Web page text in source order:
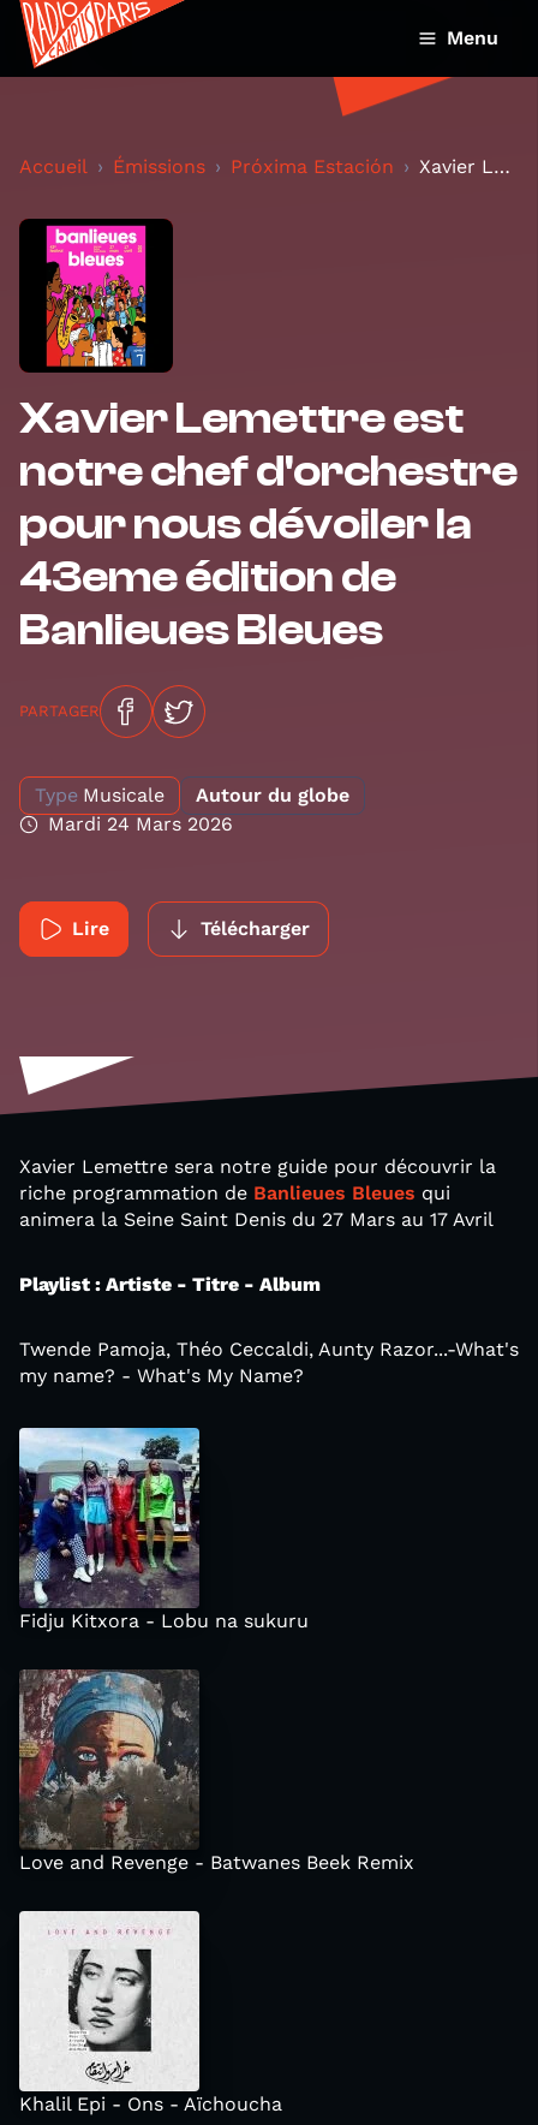
Menu
Accueil Émissions Próxima Estación Xavier Lemettre est notre chef d'orchestre pour no...
Xavier Lemettre est
notre chef d'orchestre
pour nous dévoiler la
43eme édition de
Banlieues Bleues
PARTAGER
Type Musicale
Autour du globe
Mardi 24 Mars 2026
Lire Télécharger
Xavier Lemettre sera notre guide pour découvrir la
riche programmation de Banlieues Bleues qui
animera la Seine Saint Denis du 27 Mars au 17 Avril
Playlist : Artiste - Titre - Album
Twende Pamoja, Théo Ceccaldi, Aunty Razor...-What's
my name? - What's My Name?
Fidju Kitxora - Lobu na sukuru
Love and Revenge - Batwanes Beek Remix
Khalil Epi - Ons - Aïchoucha